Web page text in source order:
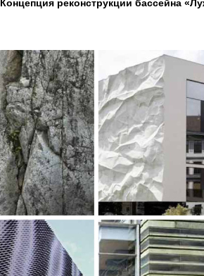
Концепция реконструкции бассейна